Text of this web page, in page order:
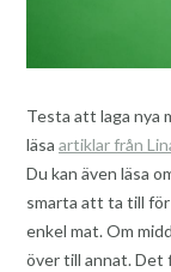
Testa att laga nya
läsa artiklar från
Du kan även läsa
smarta att ta till
enkel mat. Om
över till annat. Det